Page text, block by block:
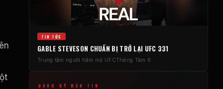
TIN TỨC
GABLE STEVESON CHUẨN BỊ TRỞ LẠI UFC 331
Trung tâm người hâm mộ UFCTháng Tám 6
ĐĂNG KÝ BẢN TIN